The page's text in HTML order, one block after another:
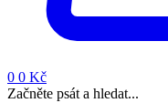
0 0 Kč
Začněte psát a hledat...